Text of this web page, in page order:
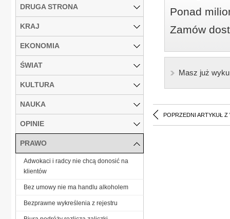
Ponad
Zamów
Masz już
POPRZEDNI ARTYKUŁ Z
DRUGA STRONA
KRAJ
EKONOMIA
ŚWIAT
KULTURA
NAUKA
OPINIE
PRAWO
Adwokaci i radcy nie chcą donosić na
klientów
Bez umowy nie ma handlu alkoholem
Bezprawne wykreślenia z rejestru